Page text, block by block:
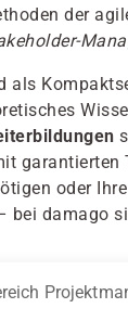
der
als
garantierten
oder
bei damago